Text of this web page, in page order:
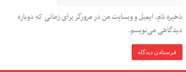
ذخیره نام، ایمیل و وبسایت من در مرورگر برای زمانی که دوباره
دیدگاهی می‌نویسم.